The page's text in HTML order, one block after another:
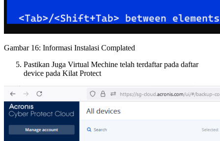
Gambar 16: Informasi Instalasi Complated
Pastikan Juga Virtual Mechine telah terdaftar pada daftar
device pada Kilat Protect